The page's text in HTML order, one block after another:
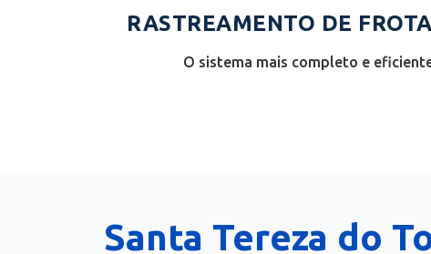
RASTREAMENTO DE
O sistema mais completo e
Santa Tereza do